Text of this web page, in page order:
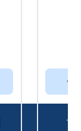
他
セ